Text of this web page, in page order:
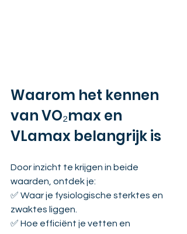
Waarom het kennen
van VO₂max en
VLamax belangrijk is
Door inzicht te krijgen in beide
waarden, ontdek je:
✅ Waar je fysiologische sterktes en
zwaktes liggen.
✅ Hoe efficiënt je vetten en